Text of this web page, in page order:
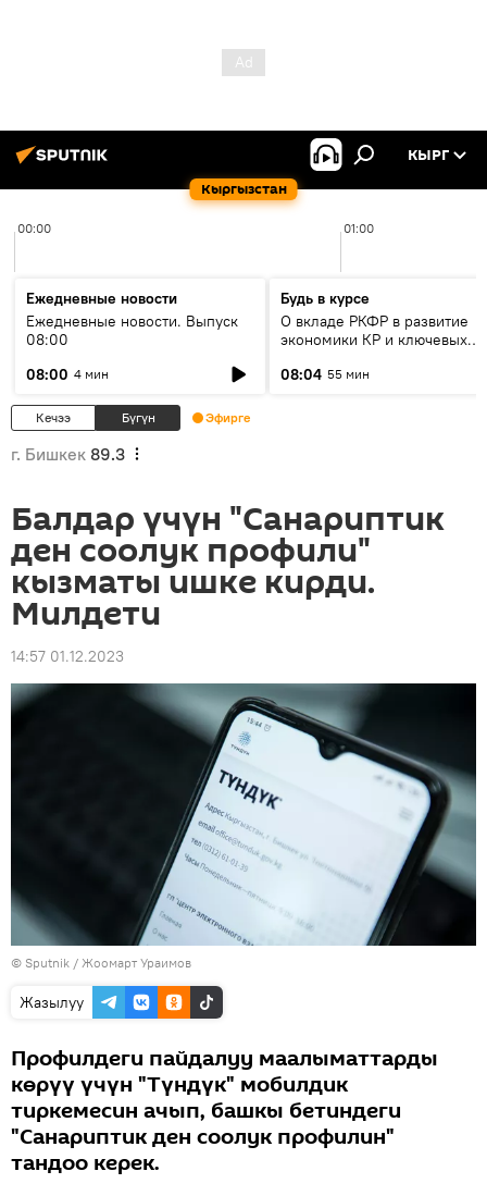
Кыргызстан
КЫРГ
00:00 01:00
Ежедневные новости
Ежедневные новости. Выпуск
08:00
08:00 4 мин
Будь в курсе
О вкладе РКФР в развитие
экономики КР и ключевых
08:04 55 мин
Кечээ Бүгүн Эфирге
г. Бишкек 89.3
Балдар үчүн "Санариптик
ден соолук профили"
кызматы ишке кирди.
Милдети
14:57 01.12.2023
© Sputnik / Жоомарт Ураимов
Жазылуу
Профилдеги пайдалуу маалыматтарды
көрүү үчүн "Түндүк" мобилдик
тиркемесин ачып, башкы бетиндеги
"Санариптик ден соолук профилин"
тандоо керек.